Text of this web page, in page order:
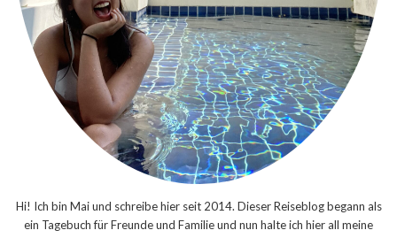
Hi! Ich bin Mai und schreibe hier seit 2014. Dieser Reiseblog begann als
ein Tagebuch für Freunde und Familie und nun halte ich hier all meine